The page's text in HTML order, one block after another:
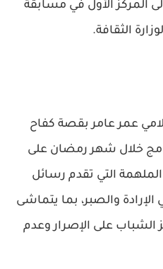
المركز الأول في مسابقة
الثقافة.
عمر عامر بقصة كفاح
خلال شهر رمضان على
التي تقدم رسائل
والصبر، بما يتماشى
الشباب على الإصرار وعدم